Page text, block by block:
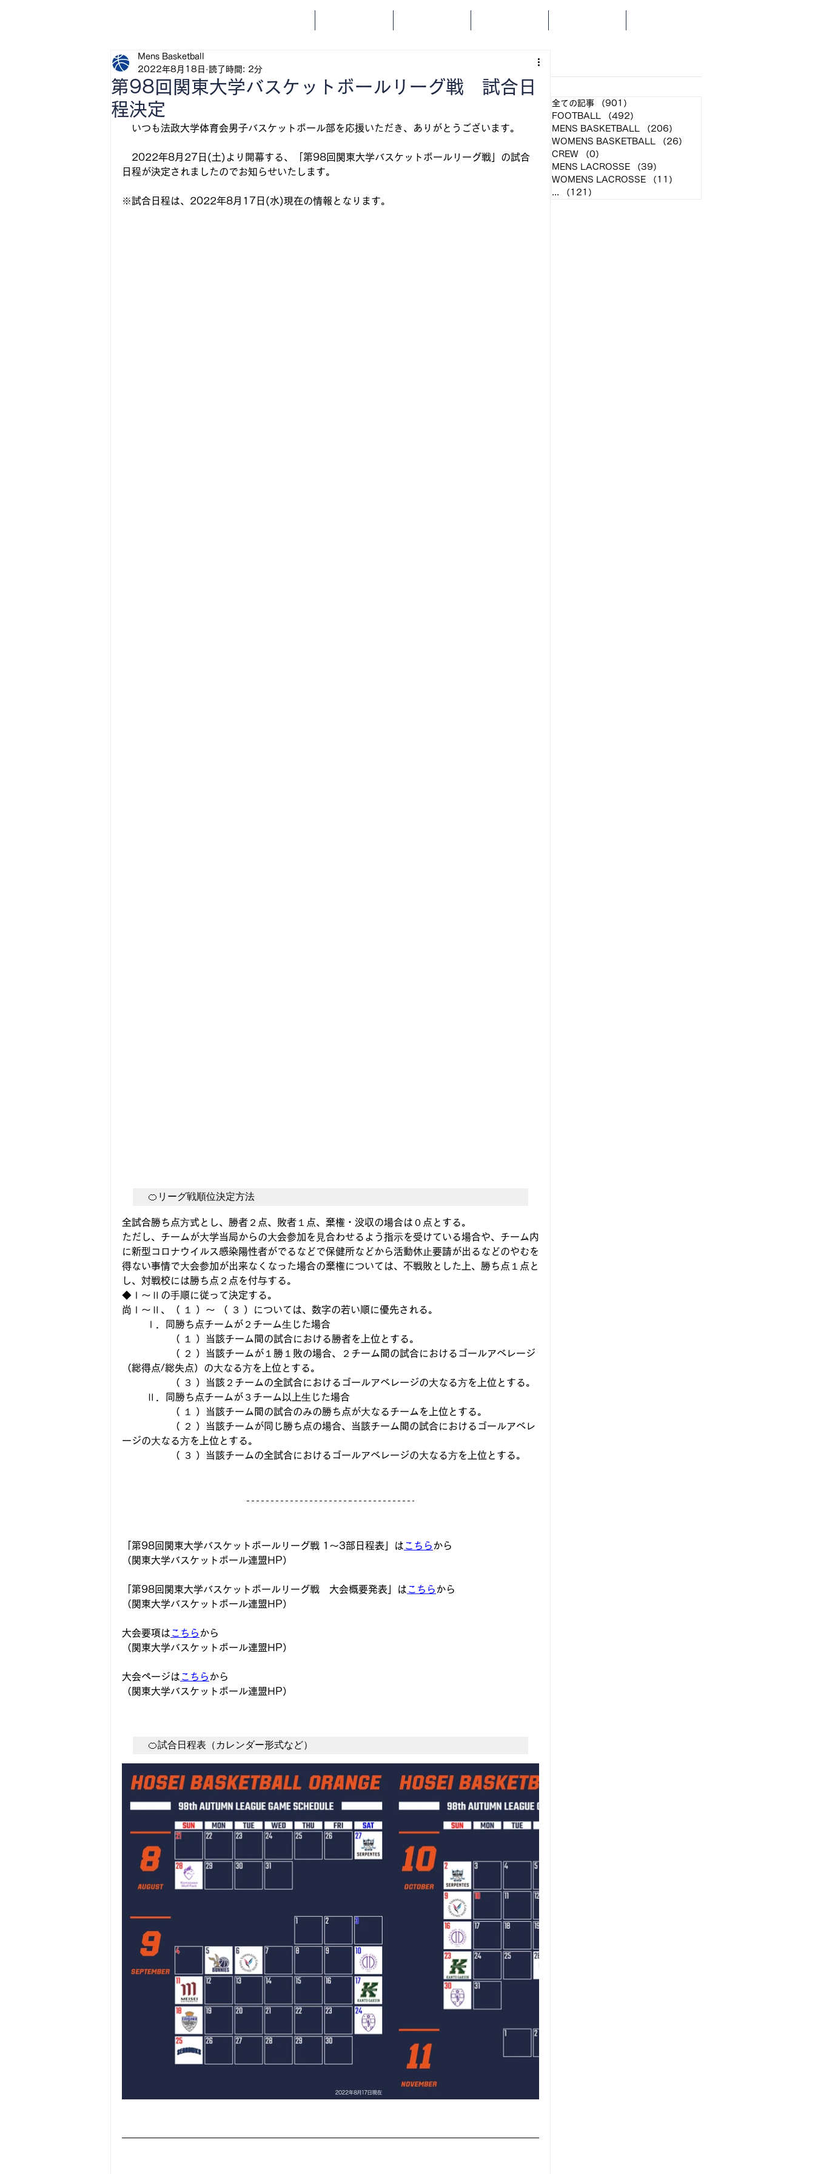
第98回関東大学バスケットボールリーグ戦 試合日
程決定
Mens Basketball
2022年8月18日 読了時間: 2分
いつも法政大学体育会男子バスケットボール部を応援いただき、ありがとうございます。
2022年8月27日(土)より開幕する、「第98回関東大学バスケットボールリーグ戦」の試合
日程が決定されましたのでお知らせいたします。
※試合日程は、2022年8月17日(水)現在の情報となります。
🍊リーグ戦順位決定方法
全試合勝ち点⽅式とし、勝者２点、敗者１点、棄権・没収の場合は０点とする。
ただし、チームが⼤学当局からの⼤会参加を⾒合わせるよう指⽰を受けている場合や、チーム内
に新型コロナウイルス感染陽性者がでるなどで保健所などから活動休⽌要請が出るなどのやむを
得ない事情で⼤会参加が出来なくなった場合の棄権については、不戦敗とした上、勝ち点１点と
し、対戦校には勝ち点２点を付与する。
◆Ⅰ〜Ⅱの⼿順に従って決定する。
尚Ⅰ〜Ⅱ、（ １ ）〜 （ ３ ）については、数字の若い順に優先される。
	Ⅰ．同勝ち点チームが２チーム⽣じた場合
		（ １ ）当該チーム間の試合における勝者を上位とする。
（総得点/総失点）の⼤なる⽅を上位とする。
		（ ３ ）当該２チームの全試合におけるゴールアベレージの⼤なる⽅を上位とする。
	Ⅱ．同勝ち点チームが３チーム以上⽣じた場合
		（ １ ）当該チーム間の試合のみの勝ち点が⼤なるチームを上位とする。
ージの⼤なる⽅を上位とする。
		（ ３ ）当該チームの全試合におけるゴールアベレージの⼤なる⽅を上位とする。
「第98回関東大学バスケットボールリーグ戦 1～3部日程表」は こちら から
（関東大学バスケットボール連盟HP）
「第98回関東大学バスケットボールリーグ戦 大会概要発表」は こちら から
（関東大学バスケットボール連盟HP）
大会要項は こちら から
（関東大学バスケットボール連盟HP）
大会ページは こちら から
（関東大学バスケットボール連盟HP）
🍊試合日程表（カレンダー形式など）
全ての記事 （901）
FOOTBALL
（492）
MENS BASKETBALL
（206）
WOMENS BASKETBALL
（26）
CREW
（0）
MENS LACROSSE
（39）
WOMENS LACROSSE
（11）
...
（121）